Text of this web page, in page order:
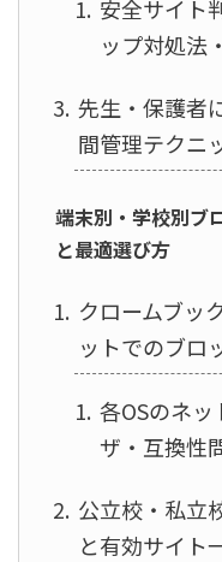
安全サイト
ップ対処法
先生・保護者
間管理テクニ
端末別・学校別ブ
と最適選び方
クロームブッ
ットでのブロ
各OSのネ
ザ・互換性
公立校・私立
と有効サイト